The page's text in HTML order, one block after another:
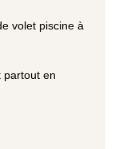
volet piscine à
partout en